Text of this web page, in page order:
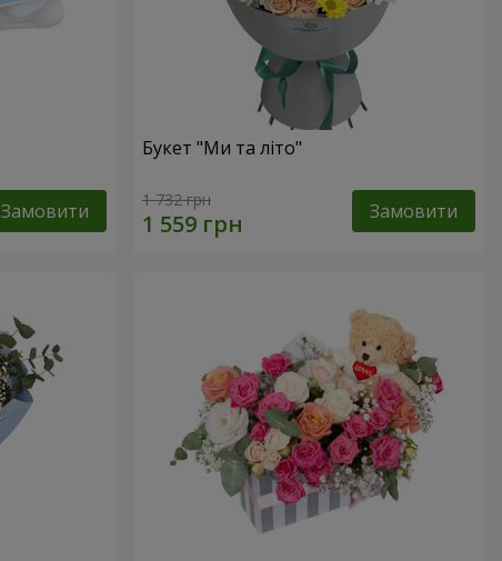
Замовити
Букет "Ми та літо"
1 732 грн Замовити